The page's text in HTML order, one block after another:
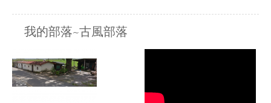
我的部落~古風部落